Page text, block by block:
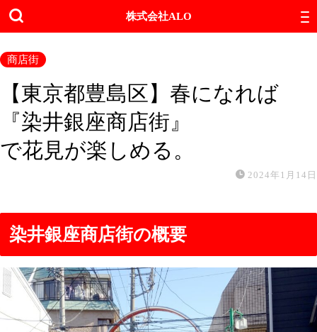
株式会社ALO
商店街
【東京都豊島区】春になれば
『染井銀座商店街』
で花見が楽しめる。
2024年1月14日
染井銀座商店街の概要